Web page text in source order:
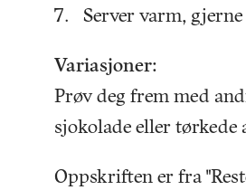
Server varm,
Variasjoner:
Prøv deg frem med
sjokolade eller tørkede
Oppskriften er fra